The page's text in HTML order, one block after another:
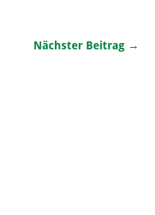
Nächster Beitrag →